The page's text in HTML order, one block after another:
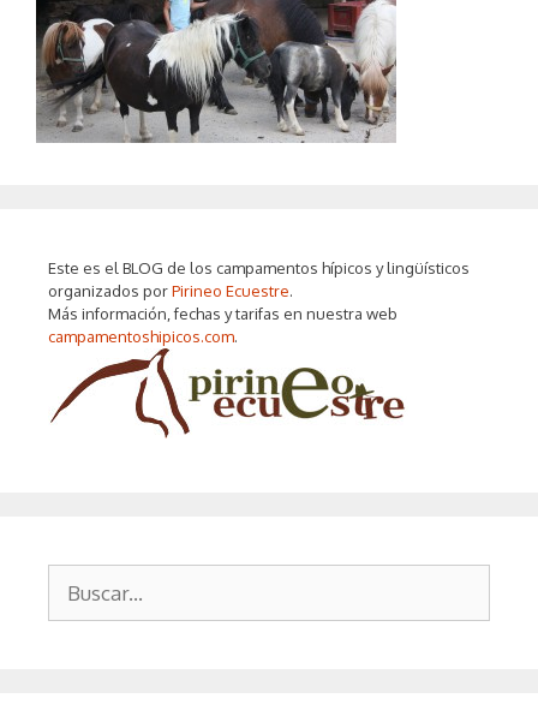
Este es el BLOG de los campamentos hípicos y lingüísticos
organizados porPirineo Ecuestre.
Más información, fechas y tarifas en nuestra web
campamentoshipicos.com.